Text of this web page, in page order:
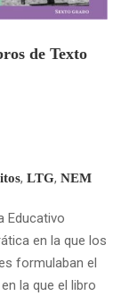
de Texto
, LTG, NEM
Educativo
en la que los
formulaban el
la que el libro